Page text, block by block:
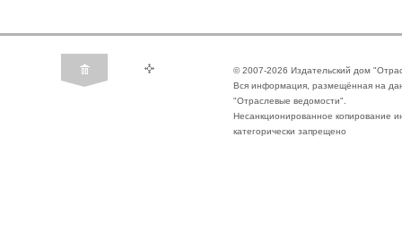
© 2007-2026 Издательский дом
Вся информация, размещённая на
"Отраслевые ведомости".
Несанкционированное копирование
категорически запрещено